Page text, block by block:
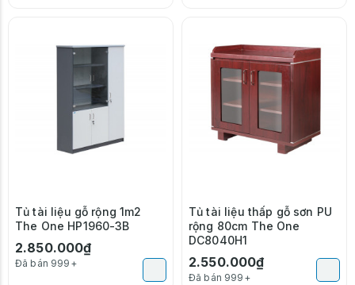
Tủ tài liệu gỗ rộng 1m2
The One HP1960-3B
2.850.000₫
Đã bán 999+
Tủ tài liệu thấp gỗ sơn PU
rộng 80cm The One
DC8040H1
2.550.000₫
Đã bán 999+